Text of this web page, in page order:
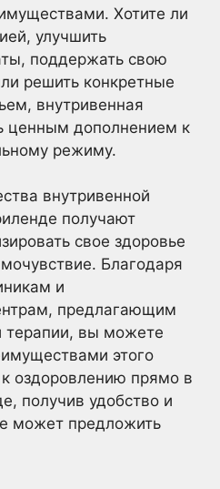
Хотите ли
улучшить
поддержать свою
решить конкретные
внутривенная
ценным дополнением к
режиму.
внутривенной
получают
свое здоровье
Благодаря
и
предлагающим
терапии, вы можете
этого
оздоровлению прямо в
получив удобство и
может предложить